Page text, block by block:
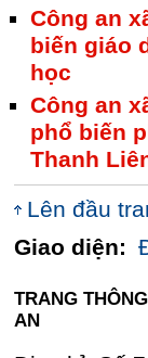
Công an
biến giáo
học
Công an
phổ biến
Thanh
Lên đầu
Giao diện:
TRANG
AN